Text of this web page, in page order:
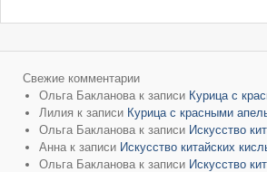
Свежие комментарии
Ольга Бакланова к записи Курица с
Лилия к записи Курица с красными
Ольга Бакланова к записи Искусство
Анна к записи Искусство китайских
Ольга Бакланова к записи Искусство